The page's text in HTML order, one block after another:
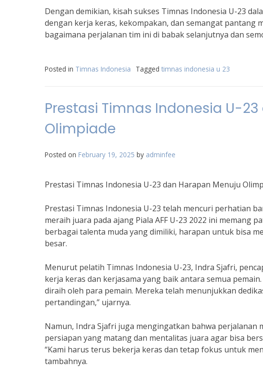
Dengan demikian, kisah sukses Timnas Indonesia U-23
dengan kerja keras, kekompakan, dan semangat pantang
bagaimana perjalanan tim ini di babak selanjutnya dan
Posted in Timnas Indonesia Tagged timnas indonesia u 23
Prestasi Timnas Indonesia U-
Olimpiade
Posted on February 19, 2025 by adminfee
Prestasi Timnas Indonesia U-23 dan Harapan Menuju
Prestasi Timnas Indonesia U-23 telah mencuri perhatian
meraih juara pada ajang Piala AFF U-23 2022 ini memang
berbagai talenta muda yang dimiliki, harapan untuk bisa
besar.
Menurut pelatih Timnas Indonesia U-23, Indra Sjafri,
kerja keras dan kerjasama yang baik antara semua
diraih oleh para pemain. Mereka telah menunjukkan
pertandingan,” ujarnya.
Namun, Indra Sjafri juga mengingatkan bahwa perjalanan
persiapan yang matang dan mentalitas juara agar bisa
“Kami harus terus bekerja keras dan tetap fokus untuk
tambahnya.